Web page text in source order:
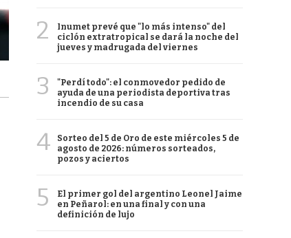
2
Inumet prevé que "lo más intenso" del
ciclón extratropical se dará la noche del
jueves y madrugada del viernes
3
"Perdí todo": el conmovedor pedido de
ayuda de una periodista deportiva tras
incendio de su casa
4
Sorteo del 5 de Oro de este miércoles 5 de
agosto de 2026: números sorteados,
pozos y aciertos
5
El primer gol del argentino Leonel Jaime
en Peñarol: en una final y con una
definición de lujo